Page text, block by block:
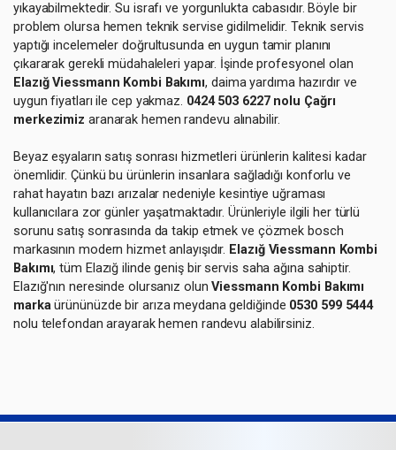
yıkayabilmektedir. Su israfı ve yorgunlukta cabasıdır. Böyle bir
problem olursa hemen teknik servise gidilmelidir. Teknik servis
yaptığı incelemeler doğrultusunda en uygun tamir planını
çıkararak gerekli müdahaleleri yapar. İşinde profesyonel olan
Elazığ Viessmann Kombi Bakımı, daima yardıma hazırdır ve
uygun fiyatları ile cep yakmaz. 0424 503 6227 nolu Çağrı
merkezimiz aranarak hemen randevu alınabilir.
Beyaz eşyaların satış sonrası hizmetleri ürünlerin kalitesi kadar
önemlidir. Çünkü bu ürünlerin insanlara sağladığı konforlu ve
rahat hayatın bazı arızalar nedeniyle kesintiye uğraması
kullanıcılara zor günler yaşatmaktadır. Ürünleriyle ilgili her türlü
sorunu satış sonrasında da takip etmek ve çözmek bosch
markasının modern hizmet anlayışıdır. Elazığ Viessmann Kombi
Bakımı, tüm Elazığ ilinde geniş bir servis saha ağına sahiptir.
Elazığ'nın neresinde olursanız olunViessmann Kombi Bakımı
markaürününüzde bir arıza meydana geldiğinde 0530 599 5444
nolu telefondan arayarak hemen randevu alabilirsiniz.